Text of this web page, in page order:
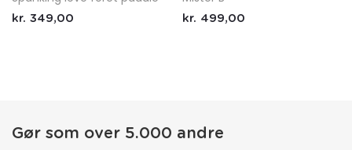
kr. 349,00 kr. 499,00
Gør som over 5.000 andre